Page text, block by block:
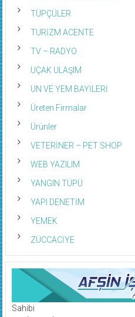
TÜPÇÜLER
TURİZM ACENTE
TV – RADYO
UÇAK ULAŞIM
UN VE YEM BAYİLERİ
Üreten Firmalar
Ürünler
VETERİNER – PET SHOP
WEB YAZILIM
YANGIN TÜPÜ
YAPI DENETİM
YEMEK
ZÜCCACİYE
Sahibi